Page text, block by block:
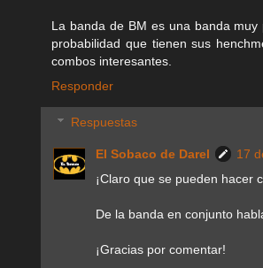
La banda de BM es una banda
probabilidad que tienen sus
combos interesantes.
Responder
Respuestas
El Sobaco de Darel
17
¡Claro que se pueden hacer
De la banda en conjunto
¡Gracias por comentar!